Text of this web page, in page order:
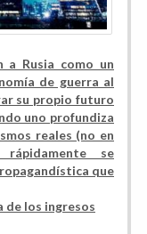
a Rusia como un
de guerra al
su propio futuro
uno profundiza
reales (no en
rápidamente se
que
de los ingresos